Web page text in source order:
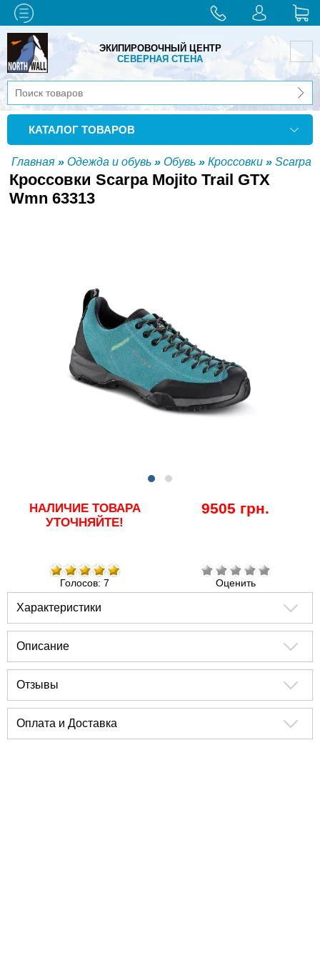
ЭКИПИРОВОЧНЫЙ ЦЕНТР
СЕВЕРНАЯ СТЕНА
КАТАЛОГ ТОВАРОВ
Главная » Одежда и обувь » Обувь » Кроссовки » Scarpa
Кроссовки Scarpa Mojito Trail GTX
Wmn 63313
НАЛИЧИЕ ТОВАРА
УТОЧНЯЙТЕ!
9505 грн.
Голосов: 7 Оценить
Характеристики
Описание
Отзывы
Оплата и Доставка